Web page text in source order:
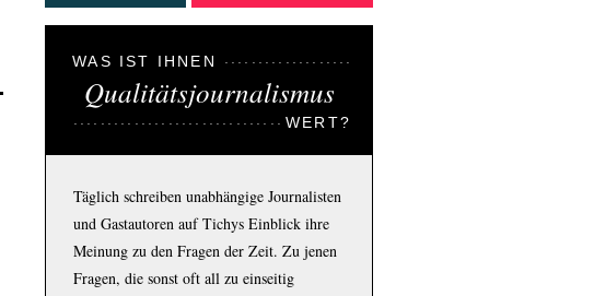
WAS IST IHNEN
Qualitätsjournalismus
WERT?
Täglich schreiben unabhängige Journalisten
und Gastautoren auf Tichys Einblick ihre
Meinung zu den Fragen der Zeit. Zu jenen
Fragen, die sonst oft all zu einseitig